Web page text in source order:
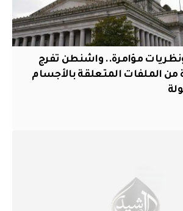
مؤامرة.. واشنطن تفرج
من الملفات المتعلقة بالأجسام